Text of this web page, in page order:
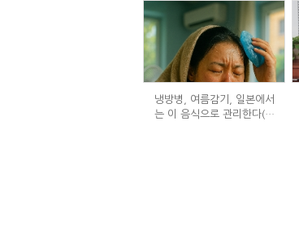
냉방병, 여름감기, 일본에서
는 이 음식으로 관리한다(생